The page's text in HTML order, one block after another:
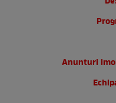
Anunturi